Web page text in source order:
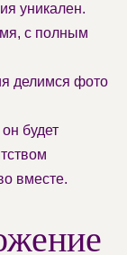
уникален.
с полным
делимся фото
будет
вместе.